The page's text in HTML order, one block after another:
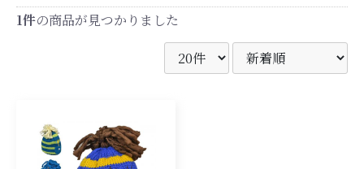
1件の商品が見つかりました